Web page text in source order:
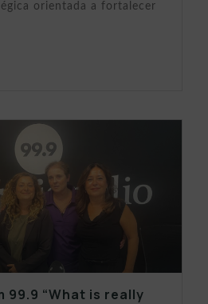
orientada a fortalecer
99.9 “What is really